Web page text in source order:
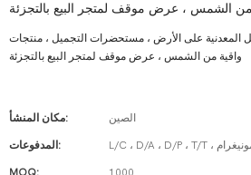
من الشمس ، عرض موقف لمتجر البيع بالتجزئة
على الأرض ، مستحضرات التجميل ، منتجات
واقية من الشمس ، عرض موقف لمتجر البيع بالتجزئة
مكان المنشأ: الصين
المدفوعات:
MOQ: 1000